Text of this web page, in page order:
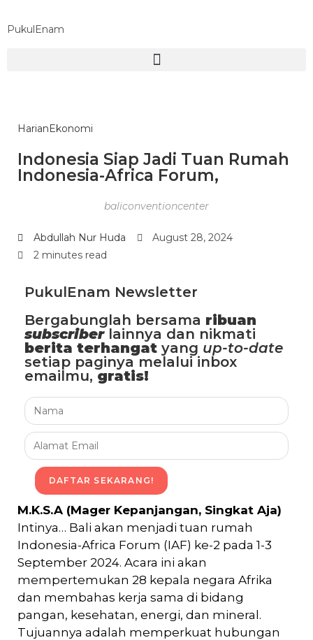
PukulEnam
HarianEkonomi
Indonesia Siap Jadi Tuan Rumah
Indonesia-Africa Forum,
baliconventioncenter
Abdullah Nur Huda
August 28, 2024
2 minutes read
PukulEnam Newsletter
Bergabunglah bersama ribuan
subscriberlainnya dan nikmati
berita terhangat yang up-to-date
setiap paginya melalui inbox
emailmu, gratis!
DAFTAR SEKARANG!
M.K.S.A (Mager Kepanjangan, Singkat Aja)
Intinya… Bali akan menjadi tuan rumah
Indonesia-Africa Forum (IAF) ke-2 pada 1-3
September 2024. Acara ini akan
mempertemukan 28 kepala negara Afrika
dan membahas kerja sama di bidang
pangan, kesehatan, energi, dan mineral.
Tujuannya adalah memperkuat hubungan